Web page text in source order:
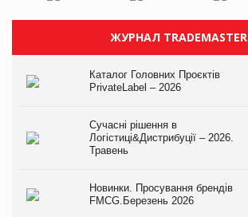
ЖУРНАЛ TRADEMASTER
Каталог Головних Проєктів
PrivateLabel – 2026
Сучасні рішення в
Логістиці&Дистрибуції – 2026.
Травень
Новинки. Просування брендів
FMCG.Березень 2026